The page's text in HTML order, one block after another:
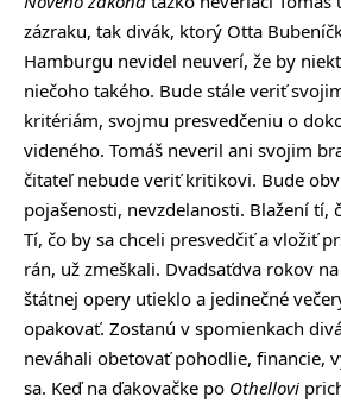
zázraku, tak divák, ktorý Otta
Hamburgu nevidel neuverí, že by
niečoho takého. Bude stále veriť
kritériám, svojmu presvedčeniu o
videného. Tomáš neveril ani svojim
čitateľ nebude veriť kritikovi. Bude
pojašenosti, nevzdelanosti. Blažení tí,
Tí, čo by sa chceli presvedčiť a vložiť
rán, už zmeškali. Dvadsaťdva rokov
štátnej opery utieklo a jedinečné
opakovať. Zostanú v spomienkach
neváhali obetovať pohodlie, financie,
sa. Keď na ďakovačke po Othellovi